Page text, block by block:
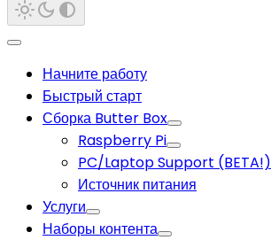
Начните работу
Быстрый старт
Сборка Butter Box
Raspberry Pi
PC/Laptop Support (BETA!)
Источник питания
Услуги
Наборы контента